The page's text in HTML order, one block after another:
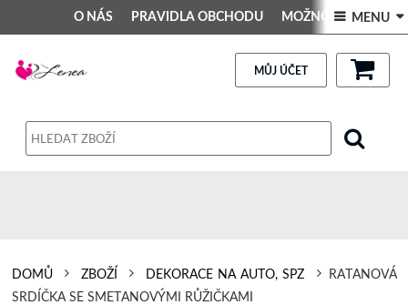
O NÁS PRAVIDLA OBCHODU MOŽNOSTI PLATBY
DEKORACE DO INTERIÉRU Kontakt GALERIE
 MENU 
MŮJ ÚČET
DOMŮ ZBOŽÍ DEKORACE NA AUTO, SPZ
RATANOVÁ
SRDÍČKA SE SMETANOVÝMI RŮŽIČKAMI